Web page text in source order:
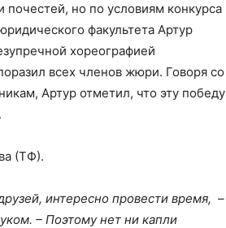
но по условиям конкурса
факультета Артур
хореографией
всех членов жюри. Говоря со
Артур отметил, что эту победу
(ТФ).
интересно провести время, –
– Поэтому нет ни капли